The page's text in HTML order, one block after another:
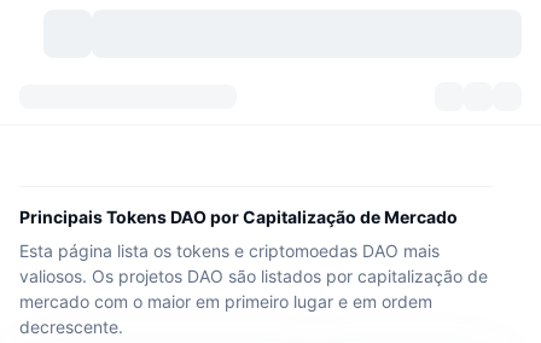
Categorias
Instantâneos Históricos
Visão Geral do Mercado
Mercado Spot
Sinais New
Tendências
Corretoras
Bolsas centralizadas
Comunidade
Principais Tokens DAO por Capitalização de Mercado
Esta página lista os tokens e criptomoedas DAO mais
valiosos. Os projetos DAO são listados por capitalização de
mercado com o maior em primeiro lugar e em ordem
decrescente.